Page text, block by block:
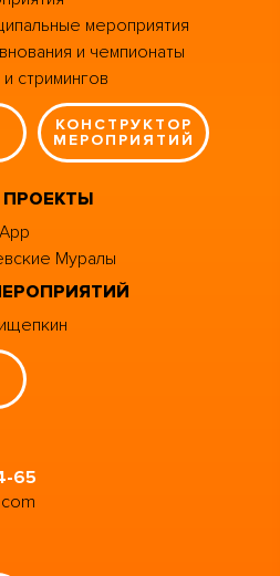
мероприятия
и чемпионаты
стримингов
КОНСТРУКТОР
МЕРОПРИЯТИЙ
Муралы
65